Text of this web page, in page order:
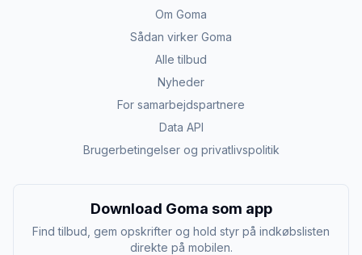
Om Goma
Sådan virker Goma
Alle tilbud
Nyheder
For samarbejdspartnere
Data API
Brugerbetingelser og privatlivspolitik
Download Goma som app
Find tilbud, gem opskrifter og hold styr på indkøbslisten
direkte på mobilen.